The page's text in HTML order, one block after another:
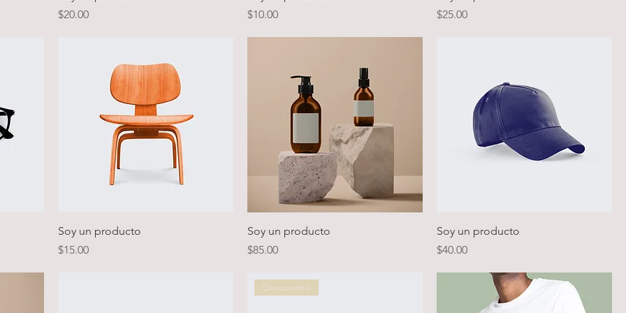
Precio
$20.00
Precio
$10.00
Precio
$25.00
Soy un producto
Precio
$15.00
Soy un producto
Precio
$85.00
Soy un producto
Precio
$40.00
Descuento